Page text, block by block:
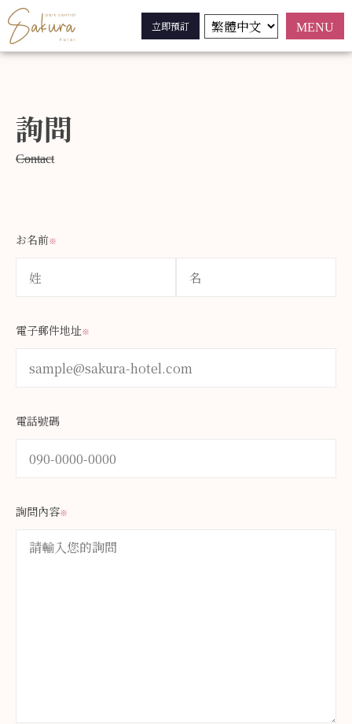
立即預訂 MENU
詢問
Contact
お名前※
電子郵件地址※
電話號碼
詢問內容※